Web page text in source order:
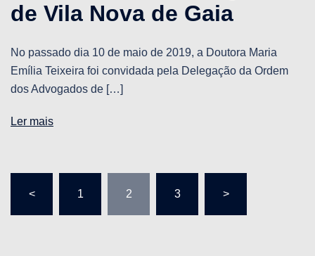
de Vila Nova de Gaia
No passado dia 10 de maio de 2019, a Doutora Maria
Emília Teixeira foi convidada pela Delegação da Ordem
dos Advogados de […]
Ler mais
< 1 2 3 >